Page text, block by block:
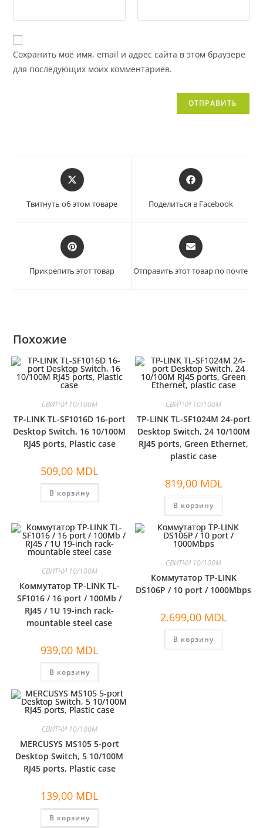
Сохранить моё имя, email и адрес сайта в этом браузере
для последующих моих комментариев.
Твитнуть об этом товаре Поделиться в Facebook
Прикрепить этот товар Отправить этот товар по почте
Похожие
СВИТЧИ 10/100M
TP-LINK TL-SF1016D 16-port
Desktop Switch, 16 10/100M
RJ45 ports, Plastic case
509,00 MDL
В корзину
СВИТЧИ 10/100M
TP-LINK TL-SF1024M 24-port
Desktop Switch, 24 10/100M
RJ45 ports, Green Ethernet,
plastic case
819,00 MDL
В корзину
СВИТЧИ 10/100M
Коммутатор TP-LINK TL-
SF1016 / 16 port / 100Mb /
RJ45 / 1U 19-inch rack-
mountable steel case
939,00 MDL
В корзину
СВИТЧИ 10/100M
Коммутатор TP-LINK
DS106P / 10 port / 1000Mbps
2.699,00 MDL
В корзину
СВИТЧИ 10/100M
MERCUSYS MS105 5-port
Desktop Switch, 5 10/100M
RJ45 ports, Plastic case
139,00 MDL
В корзину